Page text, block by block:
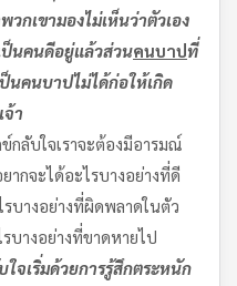
วกเขามองไม่เห็นว่าตัวเอง
ป็นคนดีอยู่แล้วส่วนคนบาปที่
ป็นคนบาปไม่ได้ก่อให้เกิด
า
กลับใจเราจะต้องมีอารมณ์
ากจะได้อะไรบางอย่างที่ดี
บางอย่างที่ผิดพลาดในตัว
บางอย่างที่ขาดหายไป
จเริ่มด้วยการรู้สึกตระหนัก